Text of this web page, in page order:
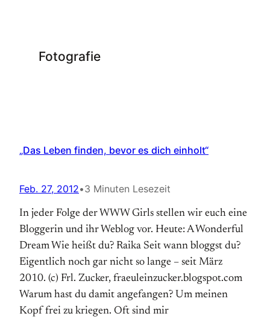
Fotografie
„Das Leben finden, bevor es dich einholt“
Feb. 27, 2012•3 Minuten Lesezeit
In jeder Folge der WWW Girls stellen wir euch eine
Bloggerin und ihr Weblog vor. Heute: A Wonderful
Dream Wie heißt du? Raika Seit wann bloggst du?
Eigentlich noch gar nicht so lange – seit März
2010. (c) Frl. Zucker, fraeuleinzucker.blogspot.com
Warum hast du damit angefangen? Um meinen
Kopf frei zu kriegen. Oft sind mir